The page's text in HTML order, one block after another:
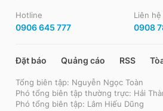
Hotline
0906 645 777
Liên
0908
Đặt báo Quảng cáo RSS
Tổng biên tập: Nguyễn Ngọc Toàn
Phó tổng biên tập thường trực: Hải
Phó tổng biên tập: Lâm Hiếu Dũng